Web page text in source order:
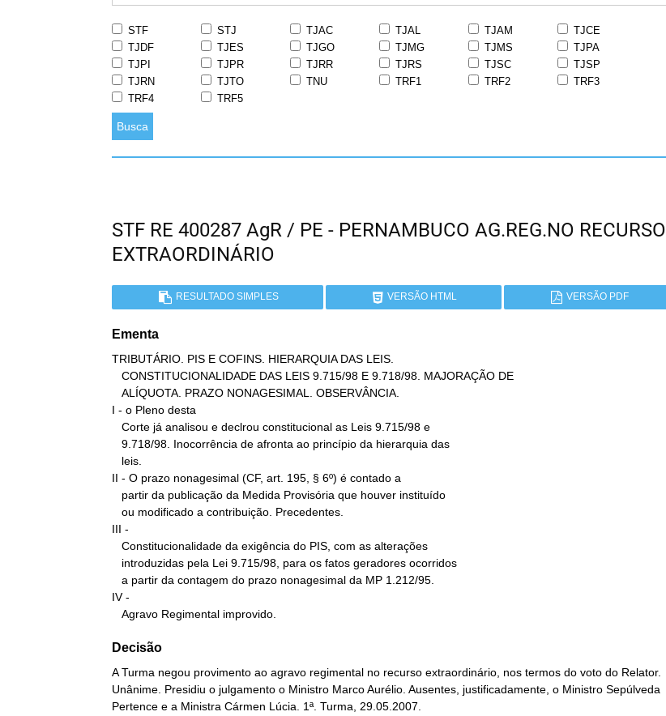
STF STJ TJAC TJAL TJAM
TJCE
TJDF
TJES TJGO TJMG TJMS
TJPA
TJPI
TJPR TJRR TJRS TJSC
TJSP
TJRN
TJTO TNU TRF1 TRF2
TRF3
TRF4
TRF5
Busca
STF RE 400287 AgR / PE - PERNAMBUCO AG.REG.NO RECURSO
EXTRAORDINÁRIO
RESULTADO SIMPLES VERSÃO HTML VERSÃO PDF
Ementa
TRIBUTÁRIO. PIS E COFINS. HIERARQUIA DAS LEIS.
I - o Pleno desta
II - O prazo nonagesimal (CF, art. 195, § 6º) é contado a
III -
IV -
   Agravo Regimental improvido.
Decisão
A Turma negou provimento ao agravo regimental no recurso extraordinário, nos termos do voto do Relator.
Unânime. Presidiu o julgamento o Ministro Marco Aurélio. Ausentes, justificadamente, o Ministro Sepúlveda
Pertence e a Ministra Cármen Lúcia. 1ª. Turma, 29.05.2007.